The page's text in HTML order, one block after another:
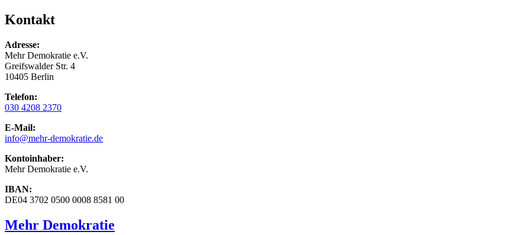
Kontakt
Adresse:
Mehr Demokratie e.V.
Greifswalder Str. 4
10405 Berlin
Telefon:
030 4208 2370
E-Mail:
info@mehr-demokratie.de
Kontoinhaber:
Mehr Demokratie e.V.
IBAN:
DE04 3702 0500 0008 8581 00
Mehr Demokratie